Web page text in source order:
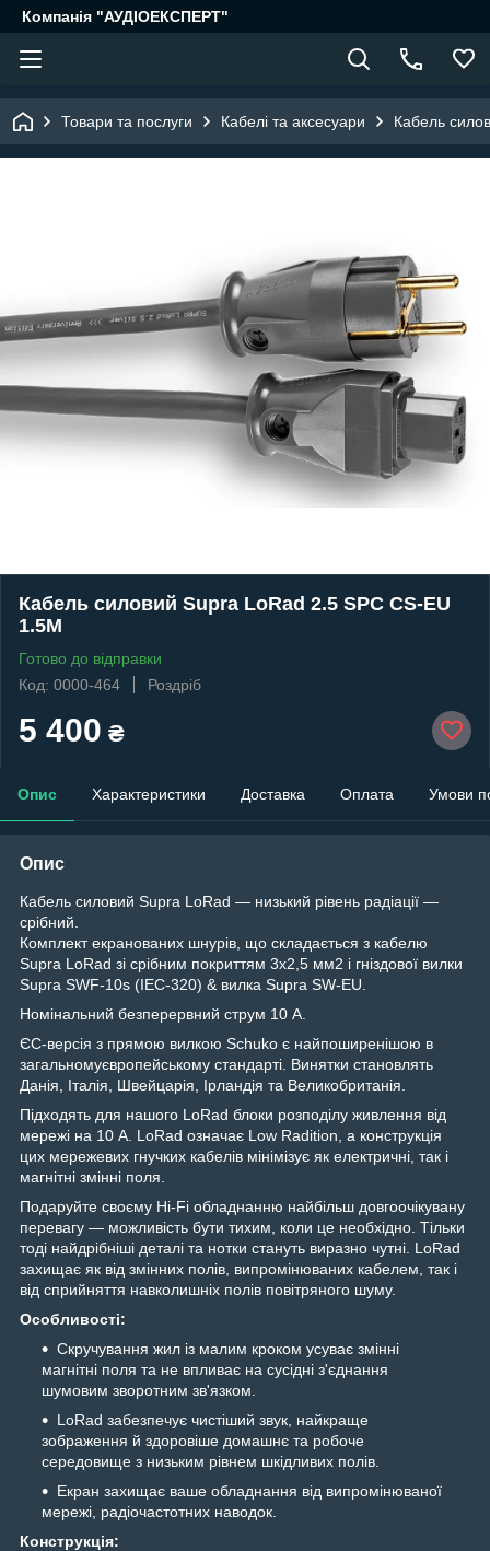
Компанія "АУДІОЕКСПЕРТ"
Товари та послуги Кабелі та аксесуари Кабель
Кабель силовий Supra LoRad 2.5 SPC CS-EU
1.5M
Готово до відправки
Код: 0000-464
Роздріб
5 400 ₴
Опис Характеристики Доставка Оплата Умови
Опис
Кабель силовий Supra LoRad — низький рівень радіації —
срібний.
Комплект екранованих шнурів, що складається з кабелю
Supra LoRad зі срібним покриттям 3x2,5 мм2 і гніздової вилки
Supra SWF-10s (IEC-320) & вилка Supra SW-EU.
Номінальний безперервний струм 10 А.
ЄС-версія з прямою вилкою Schuko є найпоширенішою в
загальномуєвропейському стандарті. Винятки становлять
Данія, Італія, Швейцарія, Ірландія та Великобританія.
Підходять для нашого LoRad блоки розподілу живлення від
мережі на 10 А. LoRad означає Low Radition, а конструкція
цих мережевих гнучких кабелів мінімізує як електричні, так і
магнітні змінні поля.
Подаруйте своєму Hi-Fi обладнанню найбільш довгоочікувану
перевагу — можливість бути тихим, коли це необхідно. Тільки
тоді найдрібніші деталі та нотки стануть виразно чутні. LoRad
захищає як від змінних полів, випромінюваних кабелем, так і
від сприйняття навколишніх полів повітряного шуму.
Особливості:
Скручування жил із малим кроком усуває змінні
магнітні поля та не впливає на сусідні з'єднання
шумовим зворотним зв'язком.
LoRad забезпечує чистіший звук, найкраще
зображення й здоровіше домашнє та робоче
середовище з низьким рівнем шкідливих полів.
Екран захищає ваше обладнання від випромінюваної
мережі, радіочастотних наводок.
Конструкція: